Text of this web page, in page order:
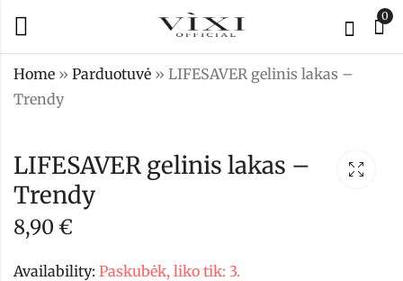
0
Home » Parduotuvė » LIFESAVER gelinis lakas –
Trendy
lakas - Bloomy
lakas - ashy
LIFESAVER gelinis lakas –
Trendy
8,90 €
Availability: Paskubėk, liko tik: 3.